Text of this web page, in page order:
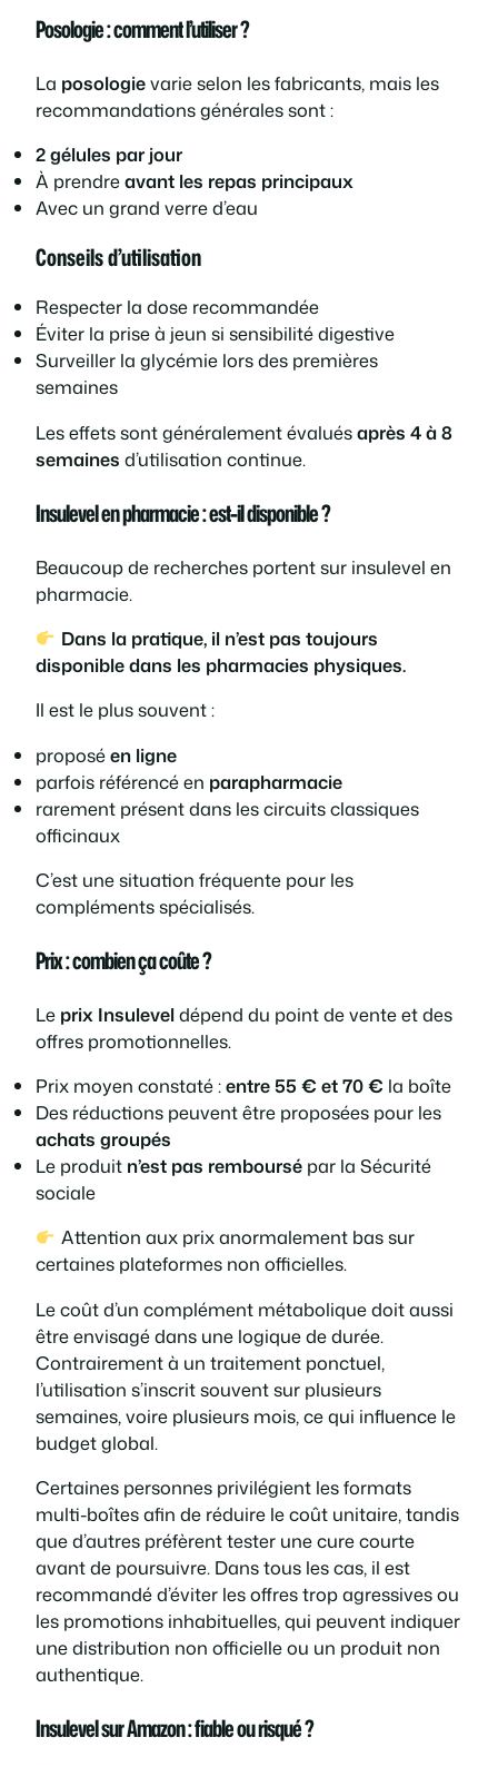
Posologie : comment l’utiliser ?
La posologievarie selon les fabricants, mais les
recommandations générales sont :
2 gélules par jour
À prendreavant les repas principaux
Avec un grand verre d’eau
Conseils d’utilisation
Respecter la dose recommandée
Éviter la prise à jeun si sensibilité digestive
Surveiller la glycémie lors des premières
semaines
Les effets sont généralement évaluésaprès 4 à 8
semaines d’utilisation continue.
Insulevel en pharmacie : est-il disponible ?
Beaucoup de recherches portent sur insulevel en
pharmacie.
Dans la pratique, il n’est pas toujours
disponible dans les pharmacies physiques.
Il est le plus souvent :
proposéen ligne
parfois référencé en parapharmacie
rarement présent dans les circuits classiques
officinaux
C’est une situation fréquente pour les
compléments spécialisés.
Prix : combien ça coûte ?
Le prix Insuleveldépend du point de vente et des
offres promotionnelles.
Prix moyen constaté :entre 55 € et 70 € la boîte
Des réductions peuvent être proposées pour les
achats groupés
Le produit n’est pas remboursé par la Sécurité
sociale
Attention aux prix anormalement bas sur
certaines plateformes non officielles.
Le coût d’un complément métabolique doit aussi
être envisagé dans une logique de durée.
Contrairement à un traitement ponctuel,
l’utilisation s’inscrit souvent sur plusieurs
semaines, voire plusieurs mois, ce qui influence le
budget global.
Certaines personnes privilégient les formats
multi-boîtes afin de réduire le coût unitaire, tandis
que d’autres préfèrent tester une cure courte
avant de poursuivre. Dans tous les cas, il est
recommandé d’éviter les offres trop agressives ou
les promotions inhabituelles, qui peuvent indiquer
une distribution non officielle ou un produit non
authentique.
Insulevel sur Amazon : fiable ou risqué ?